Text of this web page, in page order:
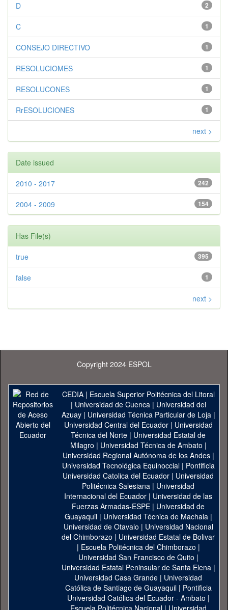
2
D
1
C
1
CONSEJO DIRECTIVO
1
RESOLUCIOMES
1
RESOLUCONES
1
RrESOLUCIONES
next >
Date issued
242
2010 - 2017
154
2004 - 2009
Has File(s)
395
true
1
false
next >
Copyright 2024 ESPOL
CEDIA| Escuela Superior Politécnica del Litoral
| Universidad de Cuenca| Universidad del
Azuay| Universidad Técnica Particular de Loja|
Universidad Central del Ecuador| Universidad
Técnica del Norte | Universidad Estatal de
Milagro | Universidad Técnica de Ambato |
Universidad Regional Autónoma de los Andes|
Universidad Tecnológica Equinoccial| Pontificia
Universidad Catolica del Ecuador | Universidad
Politécnica Salesiana | Universidad
Internacional del Ecuador | Universidad de las
Fuerzas Armadas-ESPE | Universidad de
Guayaquil| Universidad Técnica de Machala|
Universidad de Otavalo | Universidad Nacional
del Chimborazo | Universidad Estatal de Bolivar
| Escuela Politécnica del Chimborazo |
Universidad San Francisco de Quito |
Universidad Estatal Peninsular de Santa Elena|
Universidad Casa Grande | Universidad
Católica de Santiago de Guayaquil| Pontificia
Universidad Católica del Ecuador - Ambato |
Escuela Politécnica Nacional| Universidad